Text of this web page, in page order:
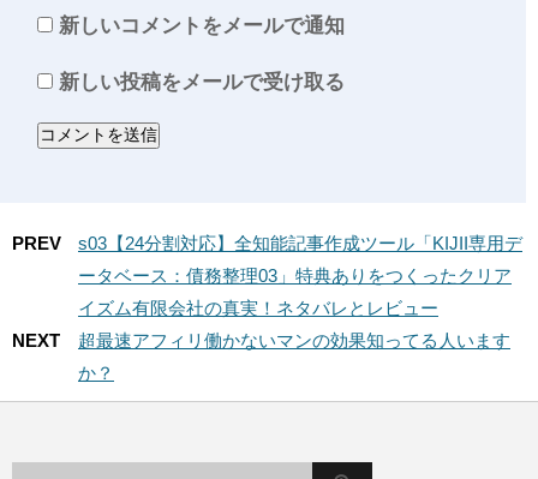
新しいコメントをメールで通知
新しい投稿をメールで受け取る
PREV
s03【24分割対応】全知能記事作成ツール「KIJII専用デ
ータベース：債務整理03」特典ありをつくったクリア
イズム有限会社の真実！ネタバレとレビュー
NEXT
超最速アフィリ働かないマンの効果知ってる人います
か？